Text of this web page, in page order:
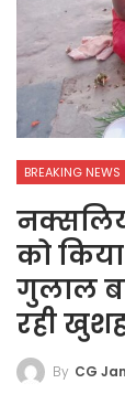
BREAKING NEWS
को
गुलाल
रही
By CG